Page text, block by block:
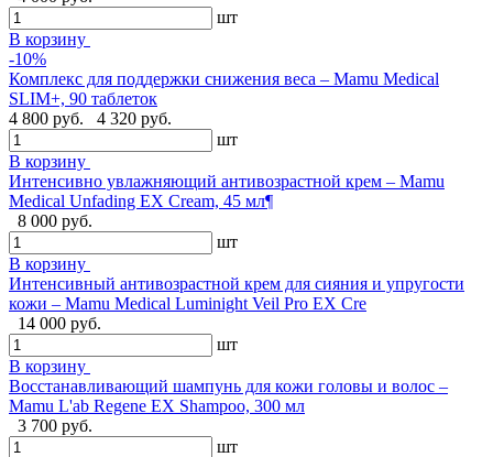
шт
В корзину
-10%
Комплекс для поддержки снижения веса – Mamu Medical
SLIM+, 90 таблеток
4 800 руб.
4 320 руб.
шт
В корзину
Интенсивно увлажняющий антивозрастной крем – Mamu
Medical Unfading EX Cream, 45 мл¶
8 000 руб.
шт
В корзину
Интенсивный антивозрастной крем для сияния и упругости
кожи – Mamu Medical Luminight Veil Pro EX Cre
14 000 руб.
шт
В корзину
Восстанавливающий шампунь для кожи головы и волос –
Mamu L'ab Regene EX Shampoo, 300 мл
3 700 руб.
шт